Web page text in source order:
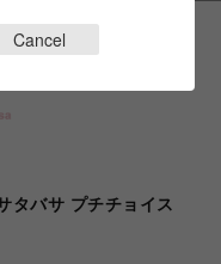
タバサ プチチョイス
Cancel